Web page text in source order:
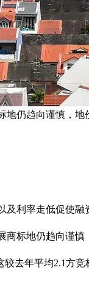
仍趋向谨慎，地
利率走低促使融
标地仍趋向谨慎
去年平均2.1方竞